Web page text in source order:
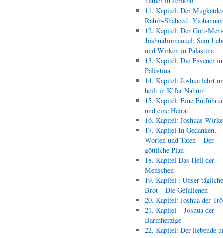
11. Kapitel: Der
Rahib-Shaheed
12. Kapitel: Der Gott-
JoshuaImmanuel: Sein
und Wirken in Palästina
13. Kapitel: Die Essener in
Palästina
14. Kapitel: Joshua lehrt
heilt in K’far Nahum
15. Kapitel: Eine
und eine Heirat
16. Kapitel: Joshuas
17. Kapitel In Gedanken,
Worten und Taten – Der
göttliche Plan
18. Kapitel Das Heil der
Menschen
19. Kapitel : Unser
Brot – Die Gefallenen
20. Kapitel: Joshua der
21. Kapitel – Joshua der
Barmherzige
22. Kapitel: Der liebende